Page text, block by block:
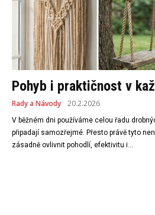
Pohyb i praktičnost v
Rady a Návody 20.2.2026
V běžném dni používáme celou řadu
připadají samozřejmé. Přesto právě tyto
zásadně ovlivnit pohodlí, efektivitu i...